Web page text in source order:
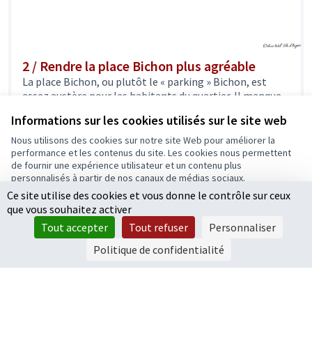
Informations sur les cookies utilisés sur le site web
Nous utilisons des cookies sur notre site Web pour améliorer la
performance et les contenus du site. Les cookies nous permettent
de fournir une expérience utilisateur et un contenu plus
personnalisés à partir de nos canaux de médias sociaux.
Tout accepter
Accepter seulement les cookies essentiels
Paramètres
2 / Rendre la place Bichon plus agréable
La place Bichon, ou plutôt le « parking » Bichon, est
assez austère pour les habitants du quartier. Il manque...
10 000 €
Résultats par page : 25
1 2 3 … 6
Ce site utilise des cookies et vous donne le contrôle sur ceux
que vous souhaitez activer
Tout accepter
Tout refuser
Personnaliser
Politique de confidentialité